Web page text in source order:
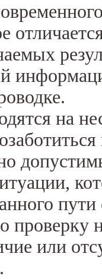
на
проверку
или